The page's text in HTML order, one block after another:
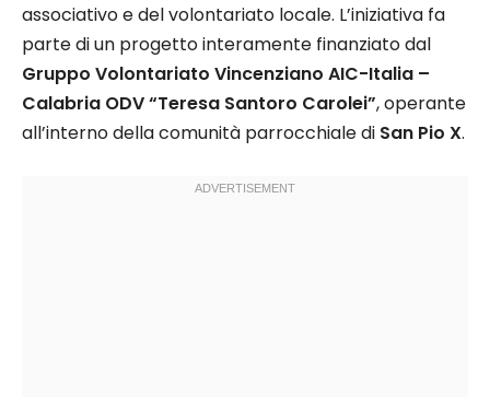
associativo e del volontariato locale. L’iniziativa fa
parte di un progetto interamente finanziato dal
Gruppo Volontariato Vincenziano AIC-Italia –
Calabria ODV “Teresa Santoro Carolei”, operante
all’interno della comunità parrocchiale di San Pio X.